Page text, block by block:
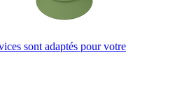
sont adaptés pour votre